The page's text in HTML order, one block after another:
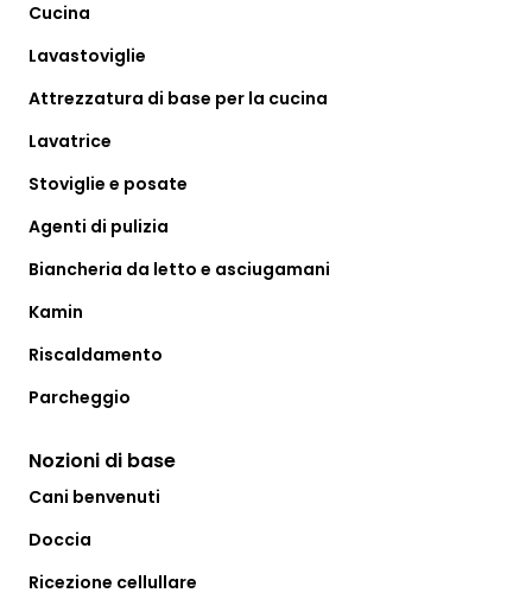
Cucina
Lavastoviglie
Attrezzatura di base per la cucina
Lavatrice
Stoviglie e posate
Agenti di pulizia
Biancheria da letto e asciugamani
Kamin
Riscaldamento
Parcheggio
Nozioni di base
Cani benvenuti
Doccia
Ricezione cellullare